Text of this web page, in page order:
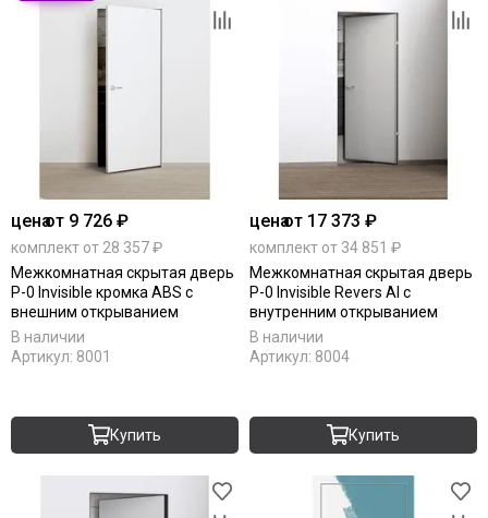
ценаот 9 726 ₽
комплект от 28 357 ₽
Межкомнатная скрытая дверь
P-0 Invisible кромка ABS с
внешним открыванием
В наличии
Артикул: 8001
Купить
ценаот 17 373 ₽
комплект от 34 851 ₽
Межкомнатная скрытая дверь
P-0 Invisible Revers Al с
внутренним открыванием
В наличии
Артикул: 8004
Купить